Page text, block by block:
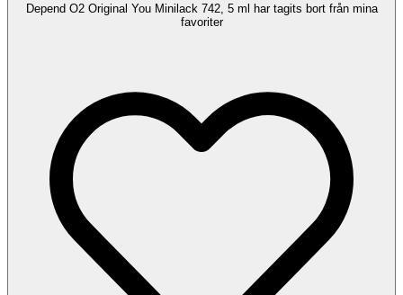
Depend O2 Original You Minilack 742, 5 ml har tagits bort från mina
favoriter